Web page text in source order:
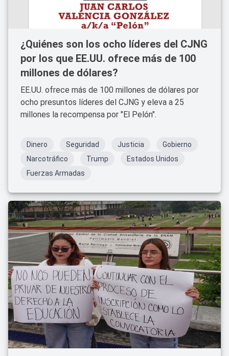
¿Quiénes son los ocho líderes del CJNG
por los que EE.UU. ofrece más de 100
millones de dólares?
EE.UU. ofrece más de 100 millones de dólares por
ocho presuntos líderes del CJNG y eleva a 25
millones la recompensa por "El Pelón".
Dinero Seguridad Justicia
Gobierno
Narcotráfico
Trump
Estados Unidos
Fuerzas Armadas